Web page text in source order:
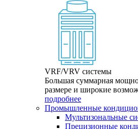
VRF/VRV системы
Большая суммарная
размере и широкие
подробнее
Промышленные
Мультизональные
Прецизионные